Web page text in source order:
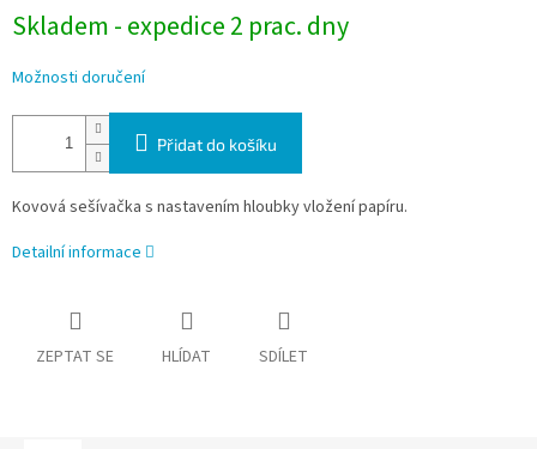
Skladem - expedice 2 prac. dny
Možnosti doručení
Přidat do košíku
Kovová sešívačka s nastavením hloubky vložení papíru.
Detailní informace
ZEPTAT SE HLÍDAT SDÍLET